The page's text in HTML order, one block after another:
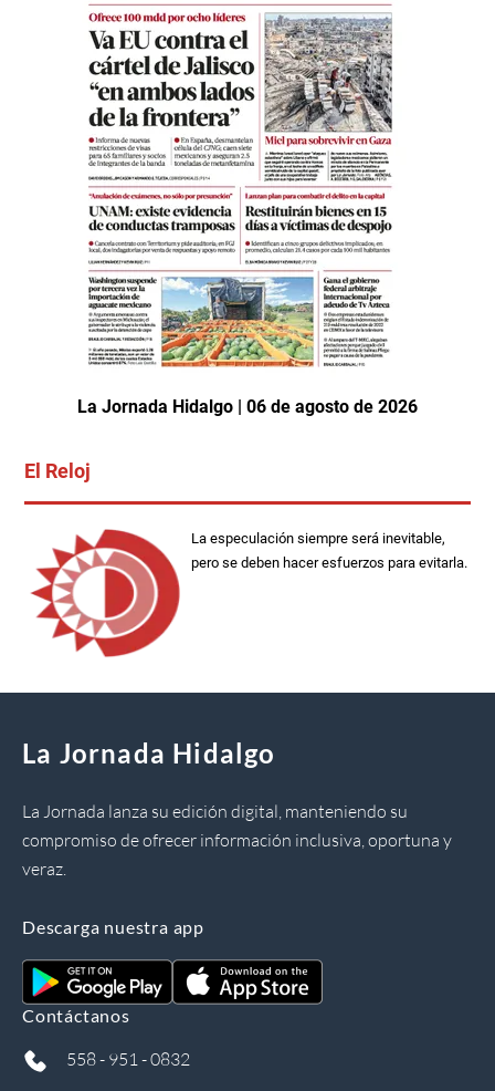
La Jornada Hidalgo | 06 de agosto de 2026
El Reloj
La especulación siempre será inevitable,
pero se deben hacer esfuerzos para evitarla.
La Jornada Hidalgo
La Jornada lanza su edición digital, manteniendo su
compromiso de ofrecer información inclusiva, oportuna y
veraz.
Descarga nuestra app
Contáctanos
558 - 951 - 0832